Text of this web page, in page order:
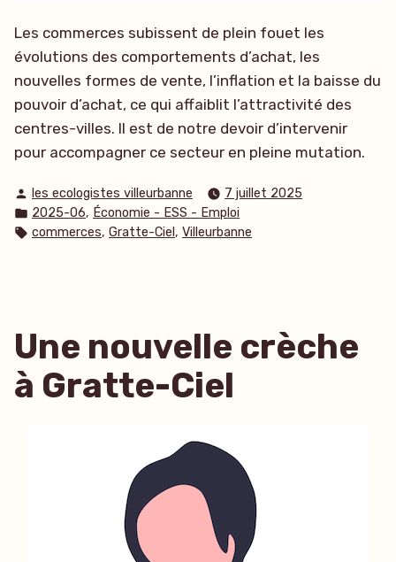
Les commerces subissent de plein fouet les
évolutions des comportements d’achat, les
nouvelles formes de vente, l’inflation et la baisse du
pouvoir d’achat, ce qui affaiblit l’attractivité des
centres-villes. Il est de notre devoir d’intervenir
pour accompagner ce secteur en pleine mutation.
Publié
par
les ecologistes villeurbanne
7 juillet 2025
Publié
dans
2025-06, Économie - ESS - Emploi
Étiquettes :
commerces, Gratte-Ciel , Villeurbanne
Une nouvelle crèche
à Gratte-Ciel